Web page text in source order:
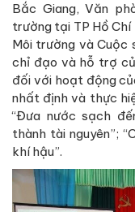
Bắc Giang, Văn
trường tại TP Hồ
Môi trường và Cuộc
chỉ đạo và hỗ trợ
đối với hoạt động
nhất định và thực
“Đưa nước sạch
thành tài nguyên”;
khí hậu”.
Buổi tập huấn